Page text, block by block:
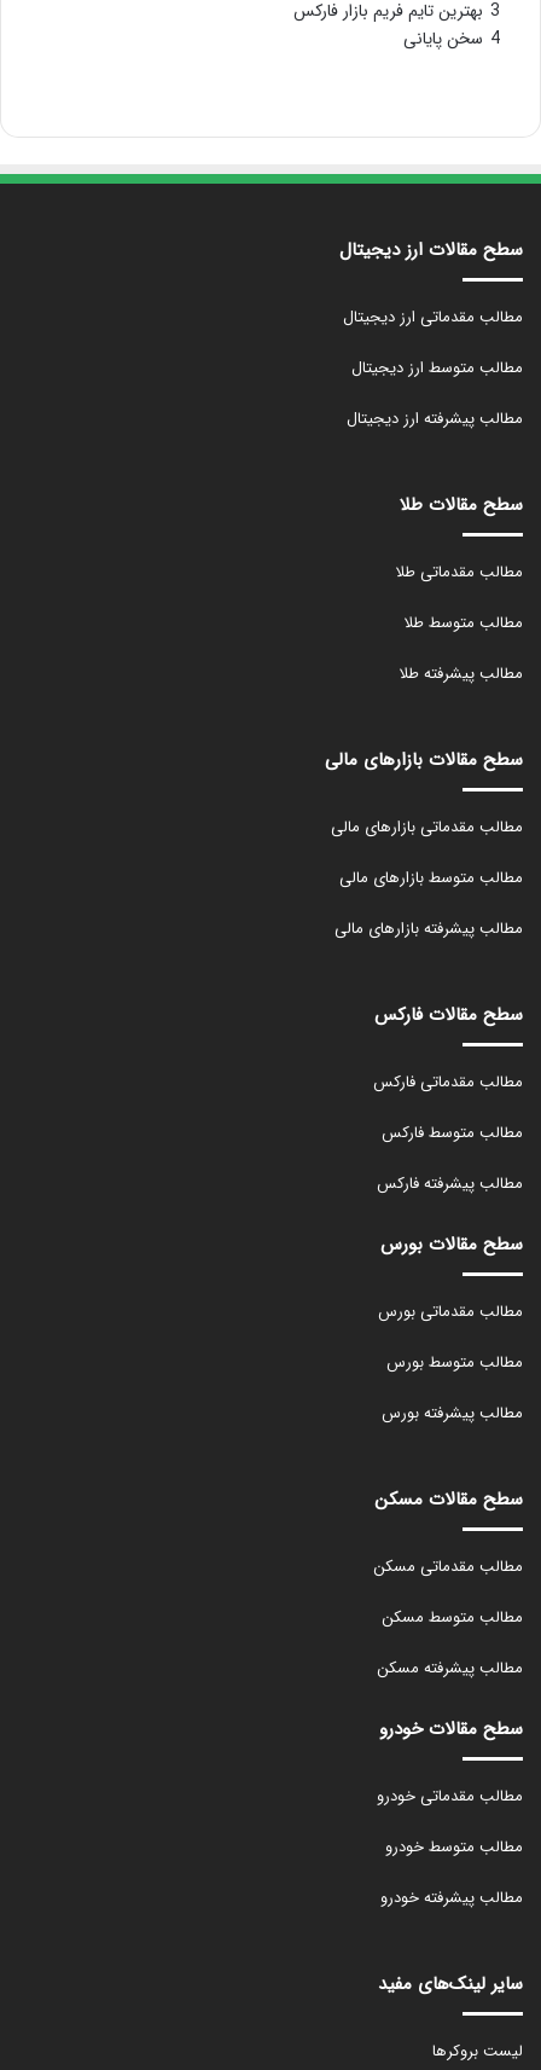
3 بهترین تایم فریم بازار فارکس
4 سخن پایانی
سطح مقالات ارز دیجیتال
مطالب مقدماتی ارز دیجیتال
مطالب متوسط ارز دیجیتال
مطالب پیشرفته ارز دیجیتال
سطح مقالات طلا
مطالب مقدماتی طلا
مطالب متوسط طلا
مطالب پیشرفته طلا
سطح مقالات بازارهای مالی
مطالب مقدماتی بازارهای مالی
مطالب متوسط بازارهای مالی
مطالب پیشرفته بازارهای مالی
سطح مقالات فارکس
مطالب مقدماتی فارکس
مطالب متوسط فارکس
مطالب پیشرفته فارکس
سطح مقالات بورس
مطالب مقدماتی بورس
مطالب متوسط بورس
مطالب پیشرفته بورس
سطح مقالات مسکن
مطالب مقدماتی مسکن
مطالب متوسط مسکن
مطالب پیشرفته مسکن
سطح مقالات خودرو
مطالب مقدماتی خودرو
مطالب متوسط خودرو
مطالب پیشرفته خودرو
سایر لینک‌های مفید
لیست بروکرها